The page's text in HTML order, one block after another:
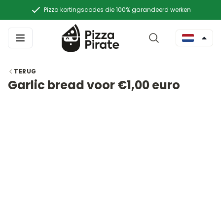
Pizza kortingscodes die 100% garandeerd werken
TERUG
Garlic bread voor €1,00 euro